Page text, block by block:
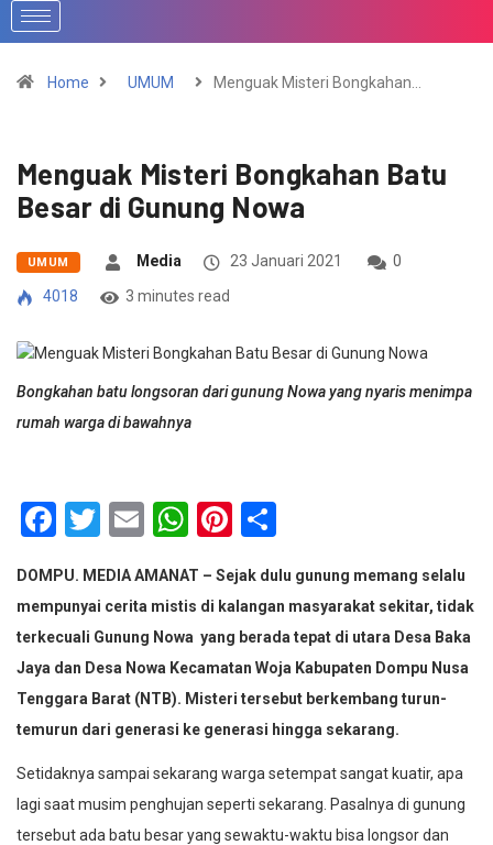
Home UMUM Menguak Misteri Bongkahan…
Menguak Misteri Bongkahan Batu
Besar di Gunung Nowa
UMUM Media 23 Januari 2021
0
4018
3 minutes read
Bongkahan batu longsoran dari gunung Nowa yang nyaris menimpa
rumah warga di bawahnya
Facebook
Twitter
EmailWhatsApp
Pinterest
DOMPU. MEDIA AMANAT – Sejak dulu gunung memang selalu
mempunyai cerita mistis di kalangan masyarakat sekitar, tidak
terkecuali Gunung Nowa yang berada tepat di utara Desa Baka
Jaya dan Desa Nowa Kecamatan Woja Kabupaten Dompu Nusa
Tenggara Barat (NTB). Misteri tersebut berkembang turun-
temurun dari generasi ke generasi hingga sekarang.
Setidaknya sampai sekarang warga setempat sangat kuatir, apa
lagi saat musim penghujan seperti sekarang. Pasalnya di gunung
tersebut ada batu besar yang sewaktu-waktu bisa longsor dan